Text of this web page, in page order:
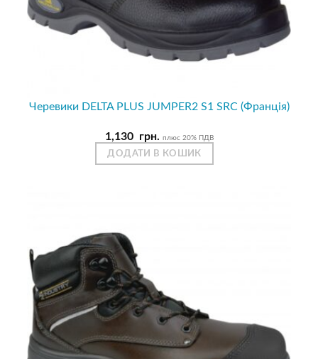
Черевики DELTA PLUS JUMPER2 S1 SRC (Франція)
1,130 грн. плюс 20% ПДВ
ДОДАТИ В КОШИК